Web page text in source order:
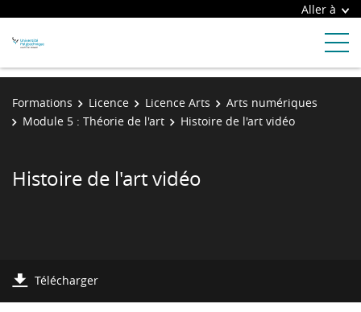
Aller à
Formations Licence Licence Arts
Arts numériques
Module 5 : Théorie de l'art
Histoire de l'art vidéo
Histoire de l'art vidéo
Télécharger